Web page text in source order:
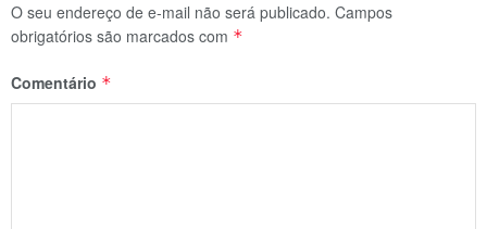
O seu endereço de e-mail não será publicado. Campos
obrigatórios são marcados com *
Comentário *